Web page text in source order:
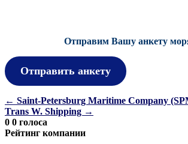
Отправим Вашу анкету
Отправить анкету
Навигация
по
записям
← Saint-Petersburg Maritime Company
Trans W. Shipping →
0 0 голоса
Рейтинг компании